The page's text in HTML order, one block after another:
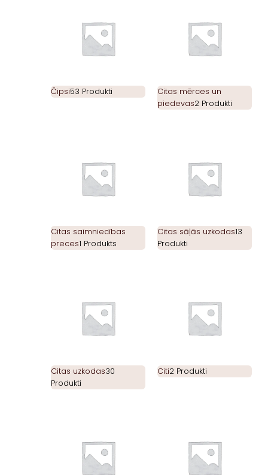
Čipsi53 Produkti
Citas mērces un
piedevas2 Produkti
Citas saimniecības
preces1 Produkts
Citas sāļās uzkodas13
Produkti
Citas uzkodas30
Produkti
Citi2 Produkti